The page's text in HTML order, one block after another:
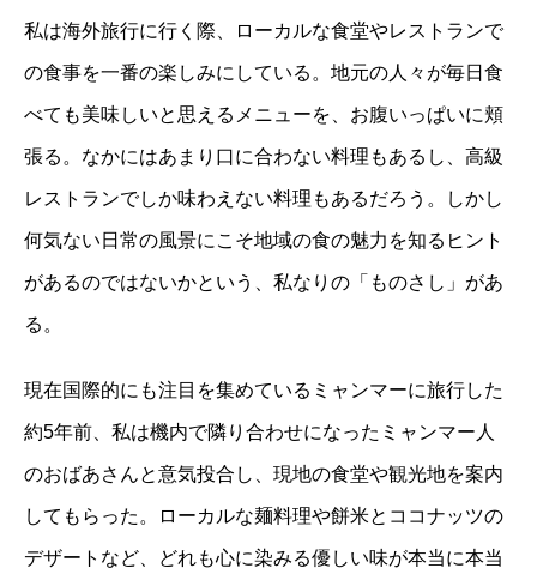
私は海外旅行に行く際、ローカルな食堂やレストランで
の食事を一番の楽しみにしている。地元の人々が毎日食
べても美味しいと思えるメニューを、お腹いっぱいに頬
張る。なかにはあまり口に合わない料理もあるし、高級
レストランでしか味わえない料理もあるだろう。しかし
何気ない日常の風景にこそ地域の食の魅力を知るヒント
があるのではないかという、私なりの「ものさし」があ
る。
現在国際的にも注目を集めているミャンマーに旅行した
約5年前、私は機内で隣り合わせになったミャンマー人
のおばあさんと意気投合し、現地の食堂や観光地を案内
してもらった。ローカルな麺料理や餅米とココナッツの
デザートなど、どれも心に染みる優しい味が本当に本当